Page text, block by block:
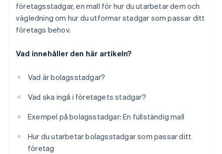
företagsstadgar, en mall för hur du utarbetar dem och
vägledning om hur du utformar stadgar som passar ditt
företags behov.
Vad innehåller den här artikeln?
Vad är bolagsstadgar?
Vad ska ingå i företagets stadgar?
Exempel på bolagsstadgar: En fullständig mall
Hur du utarbetar bolagsstadgar som passar ditt
företag